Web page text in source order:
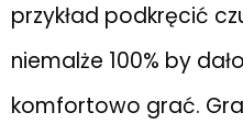
przykład podkręcić
niemalże 100% by
komfortowo grać.